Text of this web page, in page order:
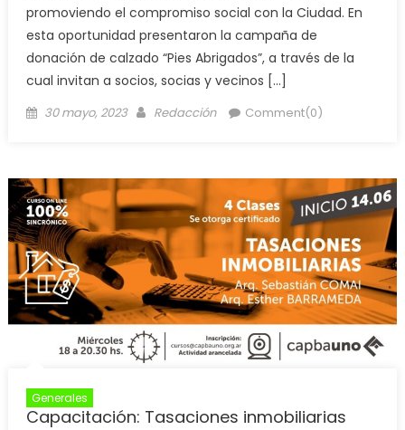
promoviendo el compromiso social con la Ciudad. En
esta oportunidad presentaron la campaña de
donación de calzado “Pies Abrigados”, a través de la
cual invitan a socios, socias y vecinos […]
30 mayo, 2023 Redacción Comment(0)
Generales
Capacitación: Tasaciones inmobiliarias